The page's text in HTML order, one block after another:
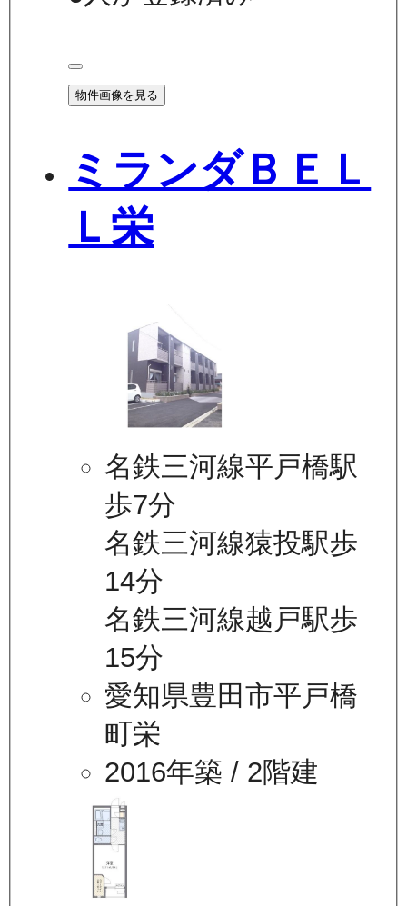
物件画像を見る
ミランダＢＥＬ
Ｌ栄
名鉄三河線平戸橋駅
歩7分
名鉄三河線猿投駅歩
14分
名鉄三河線越戸駅歩
15分
愛知県豊田市平戸橋
町栄
2016年築 / 2階建